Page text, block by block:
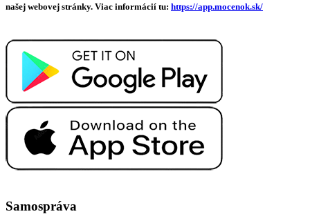
našej webovej stránky. Viac informácií tu: https://app.mocenok.sk/
Samospráva